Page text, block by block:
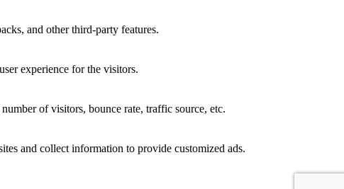
and other third-party features.
experience for the visitors.
of visitors, bounce rate, traffic source, etc.
and collect information to provide customized ads.